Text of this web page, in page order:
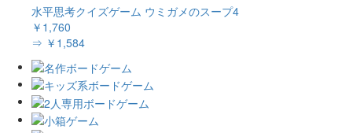
水平思考クイズゲーム ウミガメのスープ4
￥1,760
⇒ ￥1,584